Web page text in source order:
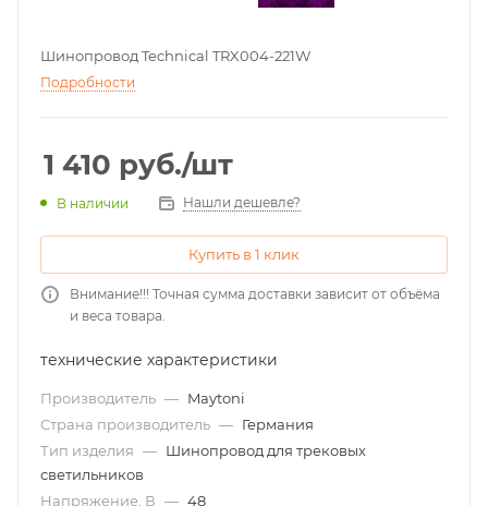
Шинопровод Technical TRX004-221W
Подробности
1 410 руб./шт
В наличии Нашли дешевле?
Купить в 1 клик
Внимание!!! Точная сумма доставки зависит от объёма
и веса товара.
технические характеристики
Производитель — Maytoni
Страна производитель — Германия
Тип изделия — Шинопровод для трековых
светильников
Напряжение, В — 48